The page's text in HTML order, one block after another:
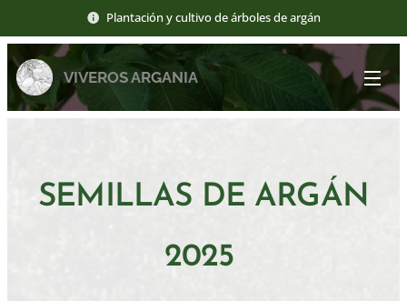
Plantación y cultivo de árboles de argán
VIVEROS ARGANIA
SEMILLAS DE ARGÁN
2025